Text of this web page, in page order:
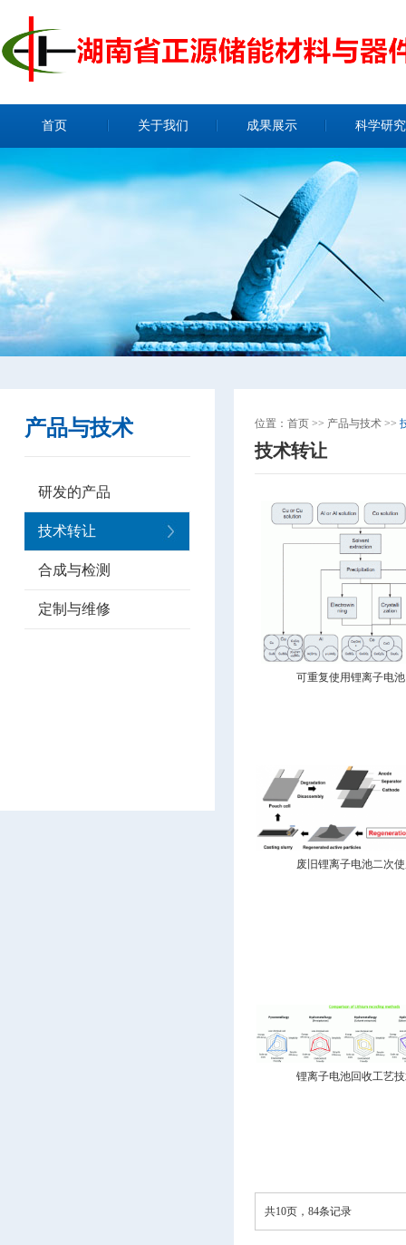
首页 关于我们 成果展示 科学研究
产品与技术
研发的产品
技术转让
合成与检测
定制与维修
位置： 首页 >> 产品与技术 >>
技术转让
可重复使用锂离子电
废旧锂离子电池二次
锂离子电池回收工艺
共10页，84条记录